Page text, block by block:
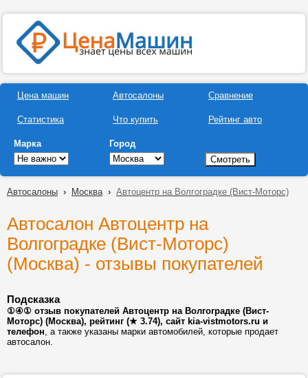
Цена машин
Статистика
Автосалоны
Что купить
Сравнение
Рейтинг авто
Марка Город
Автосалоны › Москва› Автоцентр на Волгоградке (Вист-Моторс)
Автосалон Автоцентр на
Волгоградке (Вист-Моторс)
(Москва) - отзывы покупателей
Подсказка
①④① отзыв покупателей Автоцентр на Волгоградке (Вист-
Моторс) (Москва), рейтинг (★ 3.74), сайт kia-vistmotors.ru и
телефон, а также указаны марки автомобилей, которые продает
автосалон.